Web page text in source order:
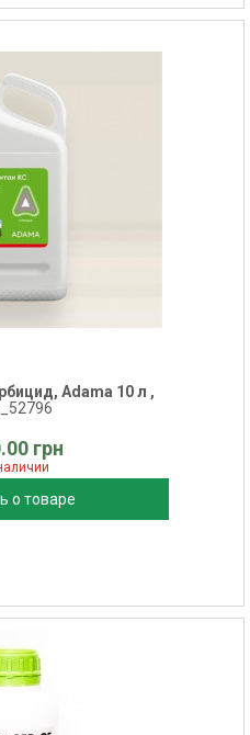
Adama 10 л ,
грн
о товаре